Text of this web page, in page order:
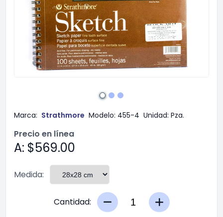
Marca: Strathmore Modelo: 455-4 Unidad: Pza.
Precio en línea
A: $569.00
Medida:
Cantidad: